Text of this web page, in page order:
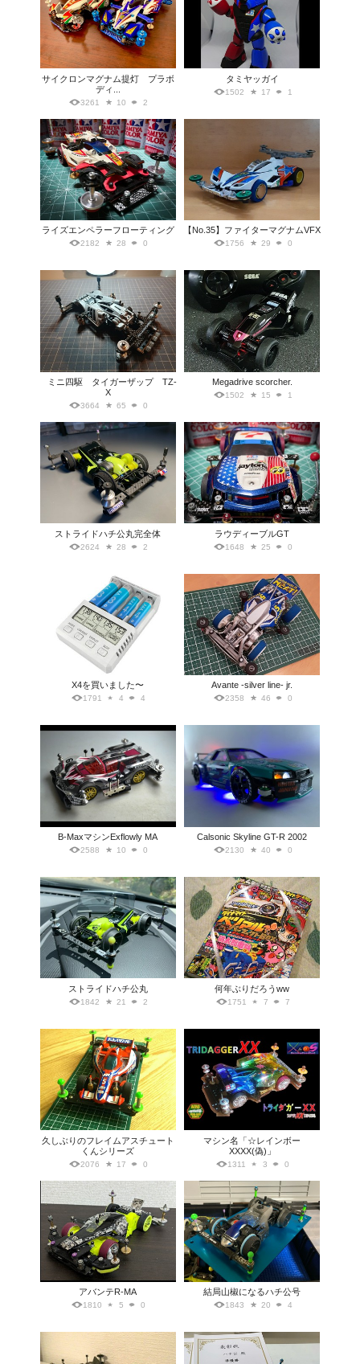
サイクロンマグナム提灯 プラボ
ディ...
3261 10 2
タミヤッガイ
1502 17 1
ライズエンペラーフローティング
2182 28 0
【No.35】ファイターマグナムVFX
1756 29 0
ミニ四駆 タイガーザップ TZ-
X
3664 65 0
Megadrive scorcher.
1502 15 1
ストライドハチ公丸完全体
2624 28 2
ラウディーブルGT
1648 25 0
X4を買いました〜
1791 4 4
Avante -silver line- jr.
2358 46 0
B-MaxマシンExflowly MA
2588 10 0
Calsonic Skyline GT-R 2002
2130 40 0
ストライドハチ公丸
1842 21 2
何年ぶりだろうww
1751 7 7
久しぶりのフレイムアスチュート
くんシリーズ
2076 17 0
マシン名「☆レインボー
XXXX(偽)」
1311 3 0
アバンテR-MA
1810 5 0
結局山椒になるハチ公号
1843 20 4